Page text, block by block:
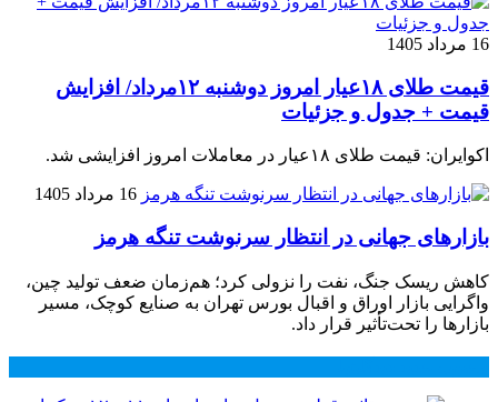
16 مرداد 1405
قیمت طلای ۱۸عیار امروز دوشنبه ۱۲مرداد/ افزایش
قیمت + جدول و جزئیات
اکوایران: قیمت طلای ۱۸عیار در معاملات امروز افزایشی شد.
16 مرداد 1405
بازارهای جهانی در انتظار سرنوشت تنگه هرمز
کاهش ریسک جنگ، نفت را نزولی کرد؛ هم‌زمان ضعف تولید چین،
واگرایی بازار اوراق و اقبال بورس تهران به صنایع کوچک، مسیر
بازارها را تحت‌تأثیر قرار داد.